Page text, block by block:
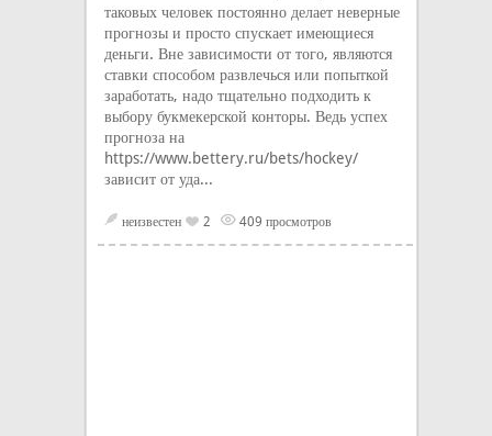
таковых человек постоянно делает неверные
прогнозы и просто спускает имеющиеся
деньги. Вне зависимости от того, являются
ставки способом развлечься или попыткой
заработать, надо тщательно подходить к
выбору букмекерской конторы. Ведь успех
прогноза на
https://www.bettery.ru/bets/hockey/
зависит от уда...
неизвестен 2 409 просмотров